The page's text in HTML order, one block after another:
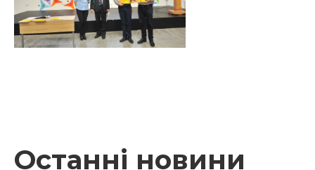
Останні новини